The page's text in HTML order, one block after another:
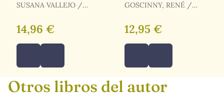
SUSANA VALLEJO /
14,96 €
GOSCINNY, RENÉ /
12,95 €
Otros libros del autor